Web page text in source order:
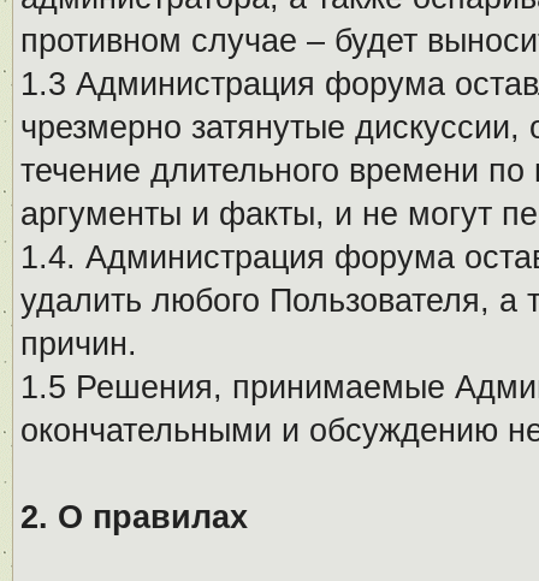
противном случае – будет
1.3 Администрация форума
чрезмерно затянутые
течение длительного времени
аргументы и факты, и не могут
1.4. Администрация форума
удалить любого Пользователя, а
причин.
1.5 Решения, принимаемые
окончательными и обсуждению
2. О правилах